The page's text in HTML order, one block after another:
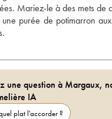
Mariez-le à des mets de
purée de potimarron
une question à Margaux,
IA
plat l'accorder ?